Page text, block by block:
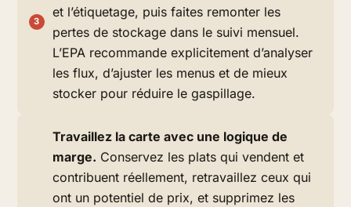
et l’étiquetage, puis faites remonter les
pertes de stockage dans le suivi mensuel.
L’EPA recommande explicitement d’analyser
les flux, d’ajuster les menus et de mieux
stocker pour réduire le gaspillage.
Travaillez la carte avec une logique de
marge. Conservez les plats qui vendent et
contribuent réellement, retravaillez ceux qui
ont un potentiel de prix, et supprimez les